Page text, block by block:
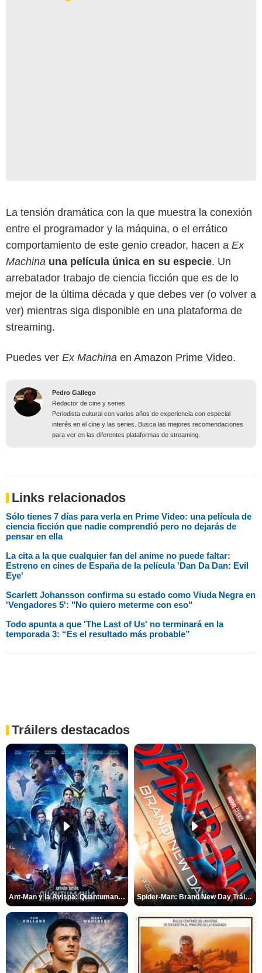
La tensión dramática con la que muestra la conexión
entre el programador y la máquina, o el errático
comportamiento de este genio creador, hacen a Ex
Machina una película única en su especie. Un
arrebatador trabajo de ciencia ficción que es de lo
mejor de la última década y que debes ver (o volver a
ver) mientras siga disponible en una plataforma de
streaming.
Puedes ver Ex Machina en Amazon Prime Video.
Pedro Gallego
Redactor de cine y series
Periodista cultural con varios años de experiencia con especial
interés en el cine y las series. Busca las mejores recomendaciones
para ver en las diferentes plataformas de streaming.
Links relacionados
Sólo tienes 7 días para verla en Prime Video: una película de
ciencia ficción que nadie comprendió pero no dejarás de
pensar en ella
La cita a la que cualquier fan del anime no puede faltar:
Estreno en cines de España de la película 'Dan Da Dan: Evil
Eye'
Scarlett Johansson confirma su estado como Viuda Negra en
'Vengadores 5': "No quiero meterme con eso"
Todo apunta a que 'The Last of Us' no terminará en la
temporada 3: “Es el resultado más probable”
Tráilers destacados
Ant-Man y la Avispa: Quantumanía Tráiler (2) Spider-Man: Brand New Day Tráiler (3)